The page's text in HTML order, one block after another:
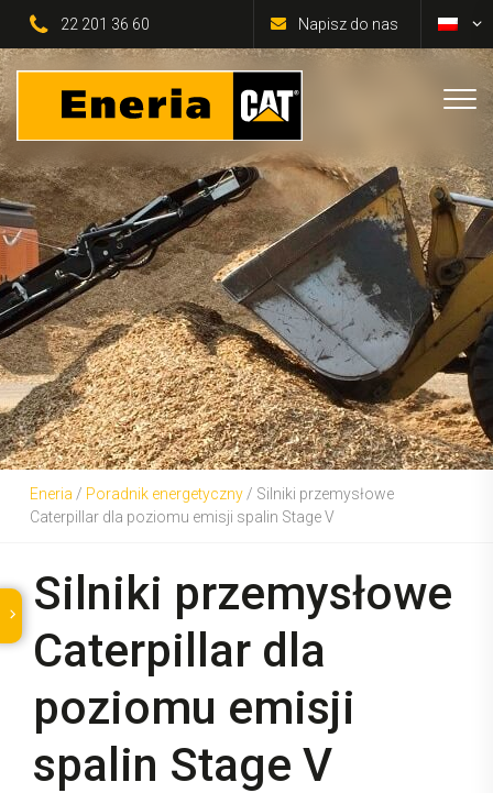
22 201 36 60 Napisz do nas
Eneria / Poradnik energetyczny / Silniki przemysłowe
Caterpillar dla poziomu emisji spalin Stage V
Silniki przemysłowe
Caterpillar dla
poziomu emisji
spalin Stage V